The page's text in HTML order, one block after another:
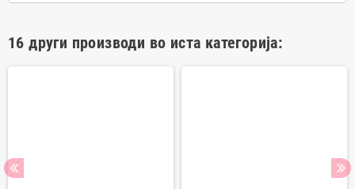
16 други производи во иста категорија: